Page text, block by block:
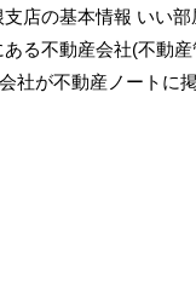
店の基本情報 いい
る不動産会社(不動
社が不動産ノートに